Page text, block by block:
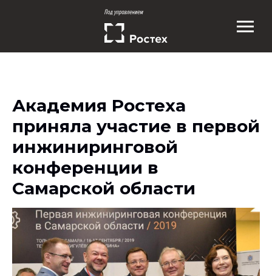
Академия Ростеха
приняла участие в первой
инжиниринговой
конференции в
Самарской области